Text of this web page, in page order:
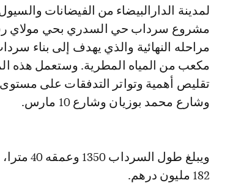
لمدينة الدارالبيضاء من الفيضانات
مشروع سرداب حي السدري بحي مولاي
مكعب من المياه المطرية. وستعمل هذه
تقليص أهمية وتواتر التدفقات على
وشارع محمد بوزيان وشارع 10 مارس.
ويبلغ طول
182 مليون درهم.